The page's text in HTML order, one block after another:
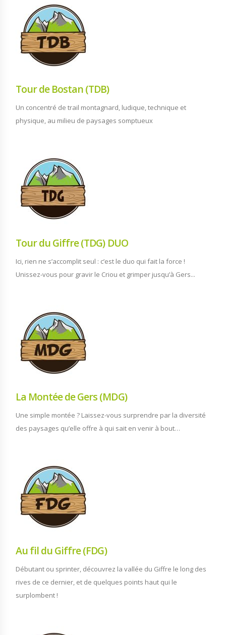
Tour de Bostan (TDB)
Un concentré de trail montagnard, ludique, technique et
physique, au milieu de paysages somptueux
Tour du Giffre (TDG) DUO
Ici, rien ne s’accomplit seul : c’est le duo qui fait la force !
Unissez-vous pour gravir le Criou et grimper jusqu’à Gers...
La Montée de Gers (MDG)
Une simple montée ? Laissez-vous surprendre par la diversité
des paysages qu’elle offre à qui sait en venir à bout…
Au fil du Giffre (FDG)
Débutant ou sprinter, découvrez la vallée du Giffre le long des
rives de ce dernier, et de quelques points haut qui le
surplombent !